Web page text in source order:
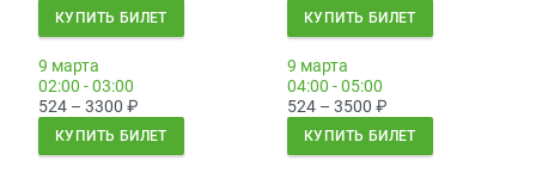
КУПИТЬ БИЛЕТ КУПИТЬ БИЛЕТ
9 марта
02:00 - 03:00
524 – 3300 ₽
КУПИТЬ БИЛЕТ
9 марта
04:00 - 05:00
524 – 3500 ₽
КУПИТЬ БИЛЕТ